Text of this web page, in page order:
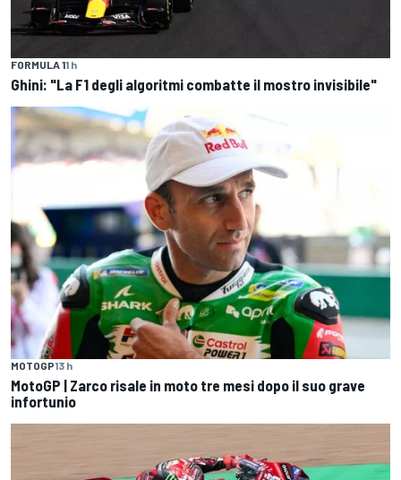
FORMULA 11 h
Ghini: "La F1 degli algoritmi combatte il mostro invisibile"
MOTOGP13 h
MotoGP | Zarco risale in moto tre mesi dopo il suo grave
infortunio